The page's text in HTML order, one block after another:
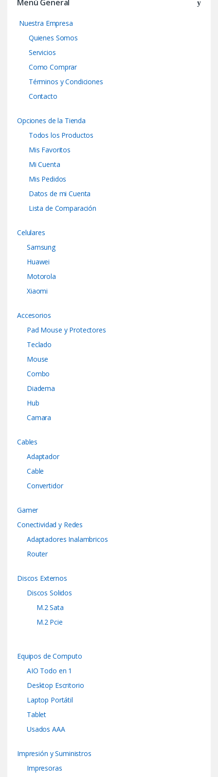
Menú General
Nuestra Empresa
Quienes Somos
Servicios
Como Comprar
Términos y Condiciones
Contacto
Opciones de la Tienda
Todos los Productos
Mis Favoritos
Mi Cuenta
Mis Pedidos
Datos de mi Cuenta
Lista de Comparación
Celulares
Samsung
Huawei
Motorola
Xiaomi
Accesorios
Pad Mouse y Protectores
Teclado
Mouse
Combo
Diadema
Hub
Camara
Cables
Adaptador
Cable
Convertidor
Gamer
Conectividad y Redes
Adaptadores Inalambricos
Router
Discos Externos
Discos Solidos
M.2 Sata
M.2 Pcie
Equipos de Computo
AIO Todo en 1
Desktop Escritorio
Laptop Portátil
Tablet
Usados AAA
Impresión y Suministros
Impresoras